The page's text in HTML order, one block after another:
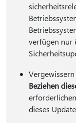
verfügen nur
Beziehen
dieses